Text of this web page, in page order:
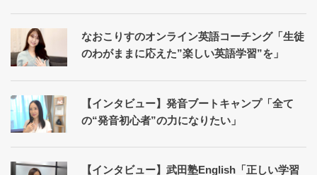
なおこりすのオンライン英語コーチング「生徒
のわがままに応えた”楽しい英語学習”を」
【インタビュー】発音ブートキャンプ「全て
の“発音初心者”の力になりたい」
【インタビュー】武田塾English「正しい学習